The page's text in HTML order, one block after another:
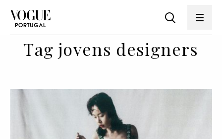
Tag jovens designers